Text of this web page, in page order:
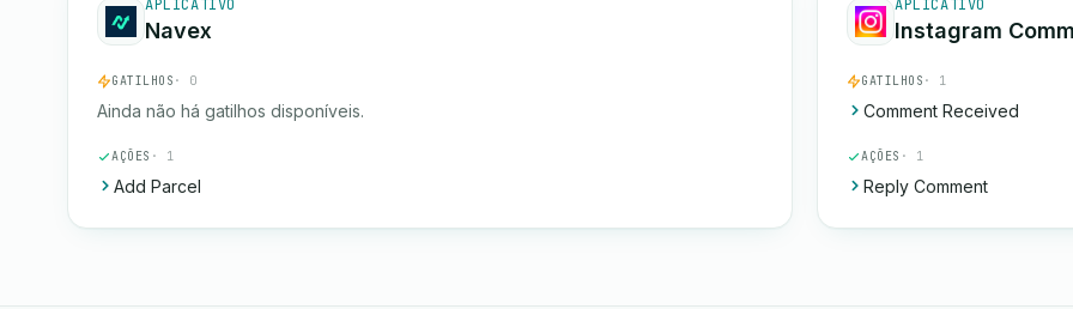
APLICATIVO
Navex
GATILHOS · 0
Ainda não há gatilhos disponíveis.
AÇÕES · 1
Add Parcel
APLICATIVO
Instagram
GATILHOS · 1
Comment Received
AÇÕES · 1
Reply Comment